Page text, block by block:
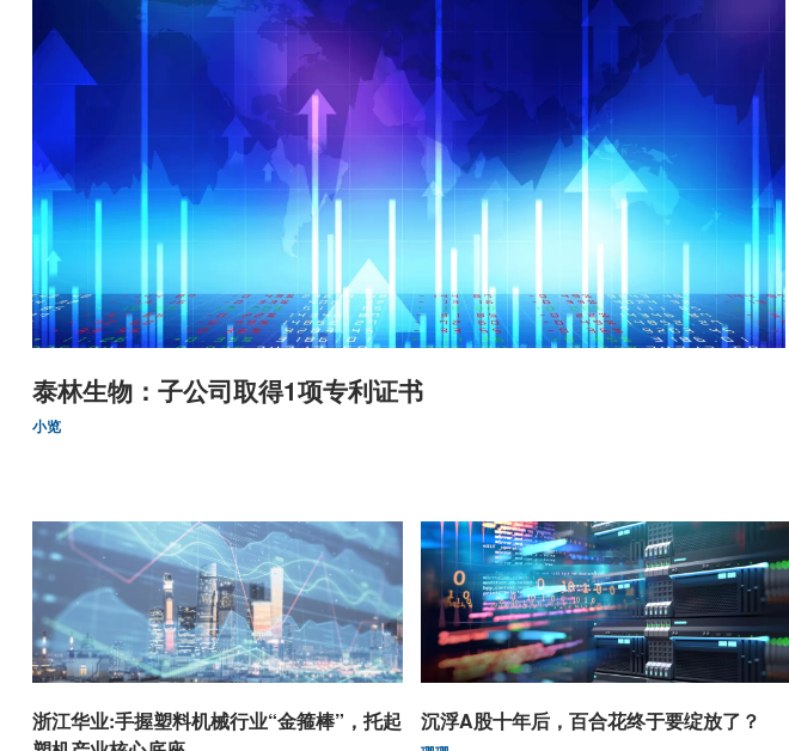
泰林生物：子公司取得1项专利证书
小览
浙江华业:手握塑料机械行业“金箍棒”，托起
沉浮A股十年后，百合花终于要绽放了？